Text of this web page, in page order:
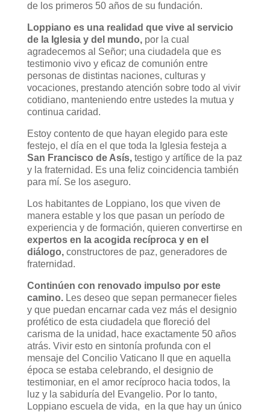
de los primeros 50 años de su fundación.
Loppiano es una realidad que vive al servicio
de la Iglesia y del mundo, por la cual
agradecemos al Señor; una ciudadela que es
testimonio vivo y eficaz de comunión entre
personas de distintas naciones, culturas y
vocaciones, prestando atención sobre todo al vivir
cotidiano, manteniendo entre ustedes la mutua y
continua caridad.
Estoy contento de que hayan elegido para este
festejo, el día en el que toda la Iglesia festeja a
San Francisco de Asís, testigo y artífice de la paz
y la fraternidad. Es una feliz coincidencia también
para mí. Se los aseguro.
Los habitantes de Loppiano, los que viven de
manera estable y los que pasan un período de
experiencia y de formación, quieren convertirse en
expertos en la acogida recíproca y en el
diálogo, constructores de paz, generadores de
fraternidad.
Continúen con renovado impulso por este
camino. Les deseo que sepan permanecer fieles
y que puedan encarnar cada vez más el designio
profético de esta ciudadela que floreció del
carisma de la unidad, hace exactamente 50 años
atrás. Vivir esto en sintonía profunda con el
mensaje del Concilio Vaticano II que en aquella
época se estaba celebrando, el designio de
testimoniar, en el amor recíproco hacia todos, la
luz y la sabiduría del Evangelio. Por lo tanto,
Loppiano escuela de vida, en la que hay un único